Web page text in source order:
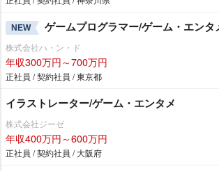
NEW ゲームプログラマー/ゲーム・エンタ
株式会社ハ・ン・ド
年収300万円～700万円
正社員 / 契約社員 / 東京都
イラストレーター/ゲーム・エンタメ
株式会社ジーゼ
年収400万円～600万円
正社員 / 契約社員 / 大阪府